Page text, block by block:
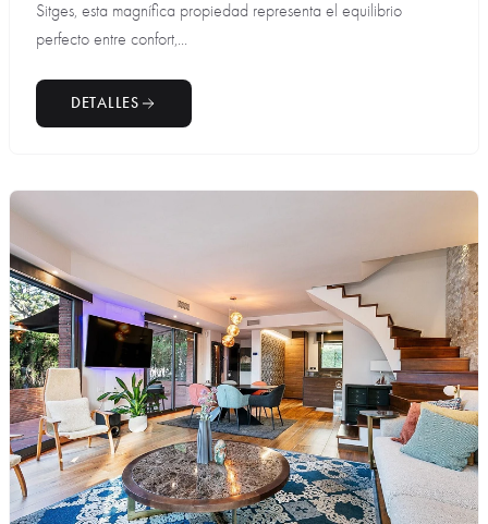
Sitges, esta magnífica propiedad representa el equilibrio
perfecto entre confort,...
DETALLES